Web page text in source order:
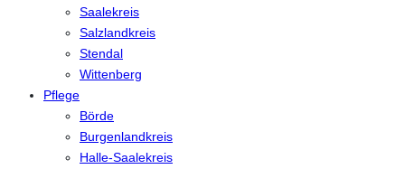
Saalekreis
Salzlandkreis
Stendal
Wittenberg
Pflege
Börde
Burgenlandkreis
Halle-Saalekreis